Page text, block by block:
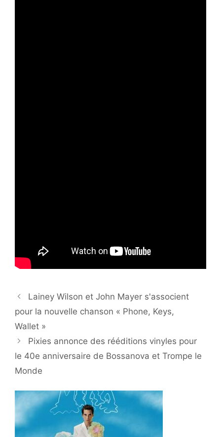
Lainey Wilson et John Mayer s'associent
pour la nouvelle chanson « Phone, Keys,
Wallet »
Pixies annonce des rééditions vinyles pour
le 40e anniversaire de Bossanova et Trompe le
Monde